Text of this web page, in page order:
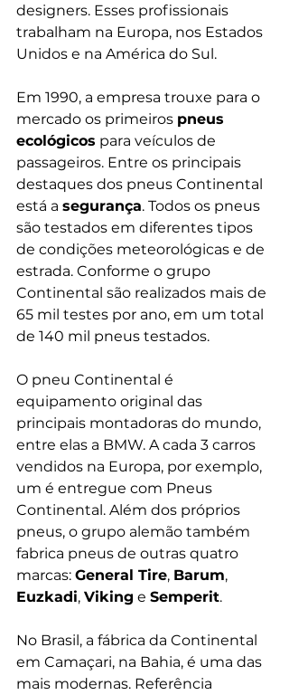
designers. Esses profissionais
trabalham na Europa, nos Estados
Unidos e na América do Sul.
Em 1990, a empresa trouxe para o
mercado os primeiros pneus
ecológicos para veículos de
passageiros. Entre os principais
destaques dos pneus Continental
está a segurança. Todos os pneus
são testados em diferentes tipos
de condições meteorológicas e de
estrada. Conforme o grupo
Continental são realizados mais de
65 mil testes por ano, em um total
de 140 mil pneus testados.
O pneu Continental é
equipamento original das
principais montadoras do mundo,
entre elas a BMW. A cada 3 carros
vendidos na Europa, por exemplo,
um é entregue com Pneus
Continental. Além dos próprios
pneus, o grupo alemão também
fabrica pneus de outras quatro
marcas: General Tire, Barum,
Euzkadi, Viking e Semperit.
No Brasil, a fábrica da Continental
em Camaçari, na Bahia, é uma das
mais modernas. Referência